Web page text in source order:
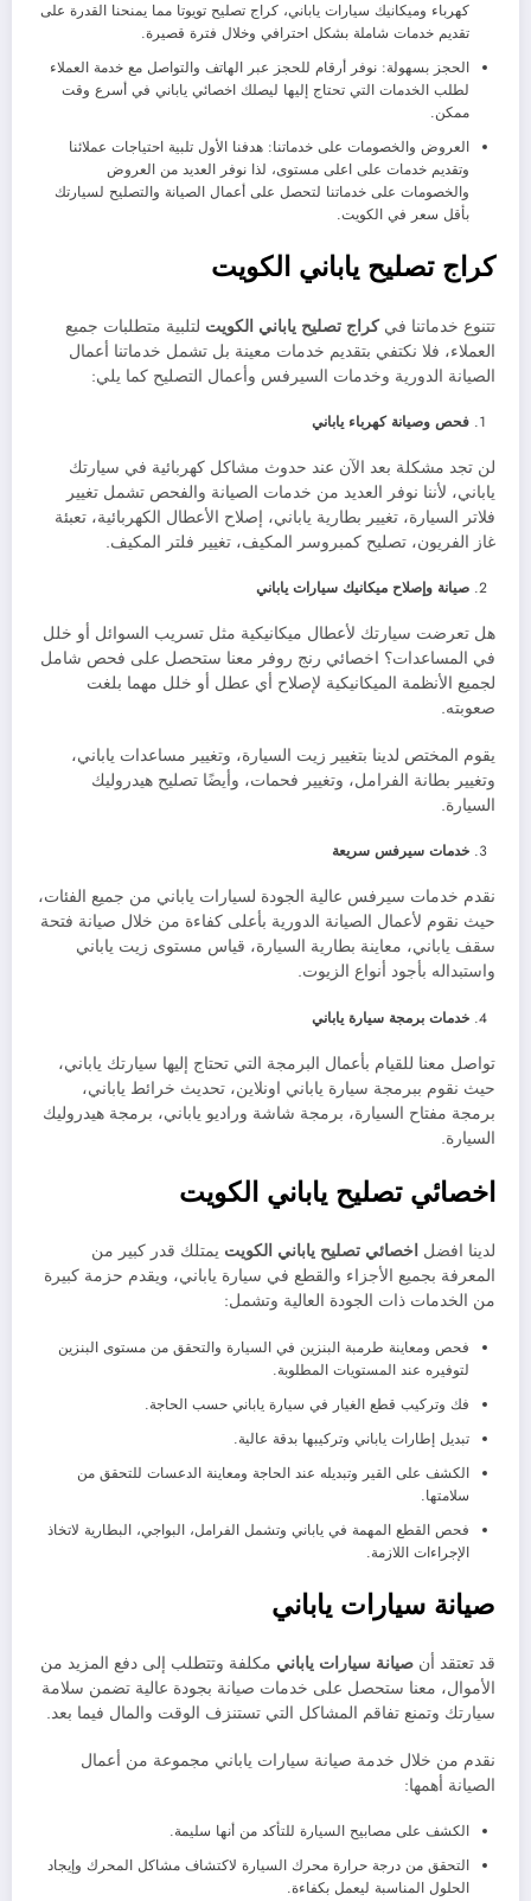
كهرباء وميكانيك سيارات ياباني، كراج تصليح تويوتا مما يمنحنا القدرة على
تقديم خدمات شاملة بشكل احترافي وخلال فترة قصيرة.
الحجز بسهولة: نوفر أرقام للحجز عبر الهاتف والتواصل مع خدمة العملاء
لطلب الخدمات التي تحتاج إليها ليصلك اخصائي ياباني في أسرع وقت
ممكن.
العروض والخصومات على خدماتنا: هدفنا الأول تلبية احتياجات عملائنا
وتقديم خدمات على اعلى مستوى، لذا نوفر العديد من العروض
والخصومات على خدماتنا لتحصل على أعمال الصيانة والتصليح لسيارتك
بأقل سعر في الكويت.
كراج تصليح ياباني الكويت
تتنوع خدماتنا فيكراج تصليح ياباني الكويت لتلبية متطلبات جميع
العملاء، فلا نكتفي بتقديم خدمات معينة بل تشمل خدماتنا أعمال
الصيانة الدورية وخدمات السيرفس وأعمال التصليح كما يلي:
فحص وصيانة كهرباء ياباني
لن تجد مشكلة بعد الآن عند حدوث مشاكل كهربائية في سيارتك
ياباني، لأننا نوفر العديد من خدمات الصيانة والفحص تشمل تغيير
فلاتر السيارة، تغيير بطارية ياباني، إصلاح الأعطال الكهربائية، تعبئة
غاز الفريون، تصليح كمبروسر المكيف، تغيير فلتر المكيف.
صيانة وإصلاح ميكانيك سيارات ياباني
هل تعرضت سيارتك لأعطال ميكانيكية مثل تسريب السوائل أو خلل
في المساعدات؟ اخصائي رنج روفر معنا ستحصل على فحص شامل
لجميع الأنظمة الميكانيكية لإصلاح أي عطل أو خلل مهما بلغت
صعوبته.
يقوم المختص لدينا بتغيير زيت السيارة، وتغيير مساعدات ياباني،
وتغيير بطانة الفرامل، وتغيير فحمات، وأيضًا تصليح هيدروليك
السيارة.
خدمات سيرفس سريعة
نقدم خدمات سيرفس عالية الجودة لسيارات ياباني من جميع الفئات،
حيث نقوم لأعمال الصيانة الدورية بأعلى كفاءة من خلال صيانة فتحة
سقف ياباني، معاينة بطارية السيارة، قياس مستوى زيت ياباني
واستبداله بأجود أنواع الزيوت.
خدمات برمجة سيارة ياباني
تواصل معنا للقيام بأعمال البرمجة التي تحتاج إليها سيارتك ياباني،
حيث نقوم ببرمجة سيارة ياباني اونلاين، تحديث خرائط ياباني،
برمجة مفتاح السيارة، برمجة شاشة وراديو ياباني، برمجة هيدروليك
السيارة.
اخصائي تصليح ياباني الكويت
لدينا افضل اخصائي تصليح ياباني الكويت يمتلك قدر كبير من
المعرفة بجميع الأجزاء والقطع في سيارة ياباني، ويقدم حزمة كبيرة
من الخدمات ذات الجودة العالية وتشمل:
فحص ومعاينة طرمبة البنزين في السيارة والتحقق من مستوى البنزين
لتوفيره عند المستويات المطلوبة.
فك وتركيب قطع الغيار في سيارة ياباني حسب الحاجة.
تبديل إطارات ياباني وتركيبها بدقة عالية.
الكشف على القير وتبديله عند الحاجة ومعاينة الدعسات للتحقق من
سلامتها.
فحص القطع المهمة في ياباني وتشمل الفرامل، البواجي، البطارية لاتخاذ
الإجراءات اللازمة.
صيانة سيارات ياباني
قد تعتقد أن صيانة سيارات ياباني مكلفة وتتطلب إلى دفع المزيد من
الأموال، معنا ستحصل على خدمات صيانة بجودة عالية تضمن سلامة
سيارتك وتمنع تفاقم المشاكل التي تستنزف الوقت والمال فيما بعد.
نقدم من خلال خدمة صيانة سيارات ياباني مجموعة من أعمال
الصيانة أهمها:
الكشف على مصابيح السيارة للتأكد من أنها سليمة.
التحقق من درجة حرارة محرك السيارة لاكتشاف مشاكل المحرك وإيجاد
الحلول المناسبة ليعمل بكفاءة.